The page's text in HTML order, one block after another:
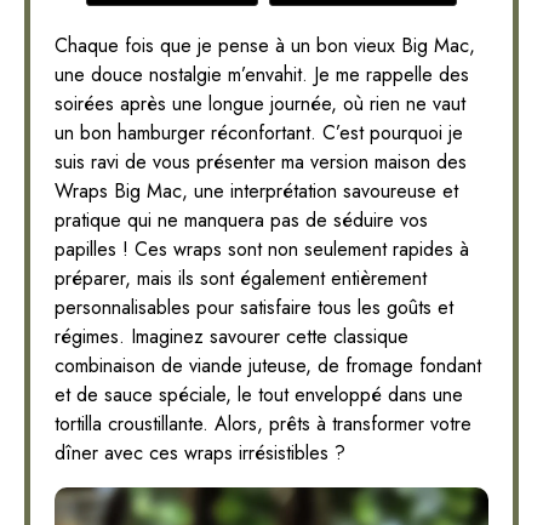
Chaque fois que je pense à un bon vieux Big Mac,
une douce nostalgie m’envahit. Je me rappelle des
soirées après une longue journée, où rien ne vaut
un bon hamburger réconfortant. C’est pourquoi je
suis ravi de vous présenter ma version maison des
Wraps Big Mac, une interprétation savoureuse et
pratique qui ne manquera pas de séduire vos
papilles ! Ces wraps sont non seulement rapides à
préparer, mais ils sont également entièrement
personnalisables pour satisfaire tous les goûts et
régimes. Imaginez savourer cette classique
combinaison de viande juteuse, de fromage fondant
et de sauce spéciale, le tout enveloppé dans une
tortilla croustillante. Alors, prêts à transformer votre
dîner avec ces wraps irrésistibles ?